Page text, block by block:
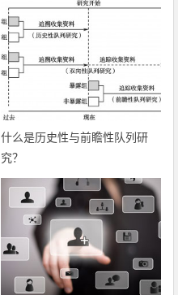
什么是历史性与前瞻性队列研
究？